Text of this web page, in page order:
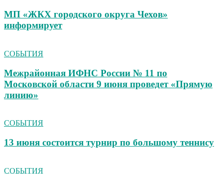
МП «ЖКХ городского округа Чехов»
информирует
СОБЫТИЯ
Межрайонная ИФНС России № 11 по
Московской области 9 июня проведет «Прямую
линию»
СОБЫТИЯ
13 июня состоится турнир по большому теннису
СОБЫТИЯ